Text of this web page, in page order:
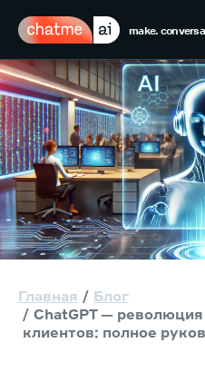
make.
Главная
Блог
ChatGPT —
клиентов: полное